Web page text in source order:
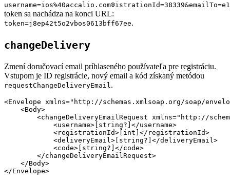
token sa nachádza na konci URL:
token=j8ep42t5o2vbos0613bff67ee.
changeDelivery
Zmení doručovací email príhlaseného používateľa pre registráciu.
Vstupom je ID registrácie, nový email a kód získaný metódou
requestChangeDeliveryEmail .
<Envelope xmlns="http://schemas.xmlsoap.org/soap/
    <Body>
<changeDeliveryEmailRequest xmlns="http://
            <username>[string?]</username>
            <registrationId>[int]</registrationId>
            <deliveryEmail>[string?]</deliveryEmail>
            <code>[string?]</code>
        </changeDeliveryEmailRequest>
    </Body>